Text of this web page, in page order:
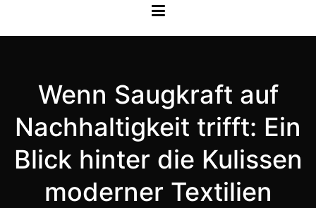
Wenn Saugkraft auf
Nachhaltigkeit trifft: Ein
Blick hinter die Kulissen
moderner Textilien